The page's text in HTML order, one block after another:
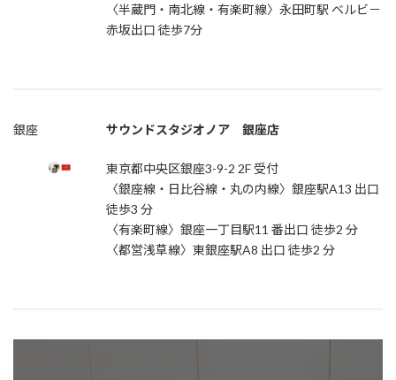
〈半蔵門・南北線・有楽町線〉永田町駅 ベルビ－
赤坂出口 徒歩7分
銀座 サウンドスタジオノア 銀座店
東京都中央区銀座3-9-2 2F 受付
〈銀座線・日比谷線・丸の内線〉銀座駅A13 出口
徒歩3 分
〈有楽町線〉銀座一丁目駅11 番出口 徒歩2 分
〈都営浅草線〉東銀座駅A8 出口 徒歩2 分